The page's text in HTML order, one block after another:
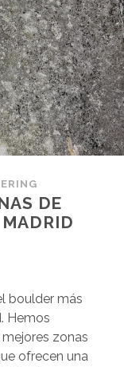
DE
boulder más
Hemos
zonas
ofrecen una